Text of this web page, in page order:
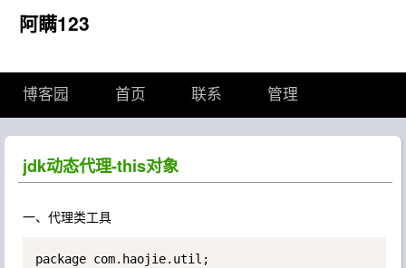
阿瞒123
博客园 首页 联系 管理
jdk动态代理-this对象
一、代理类工具
package com.haojie.util;